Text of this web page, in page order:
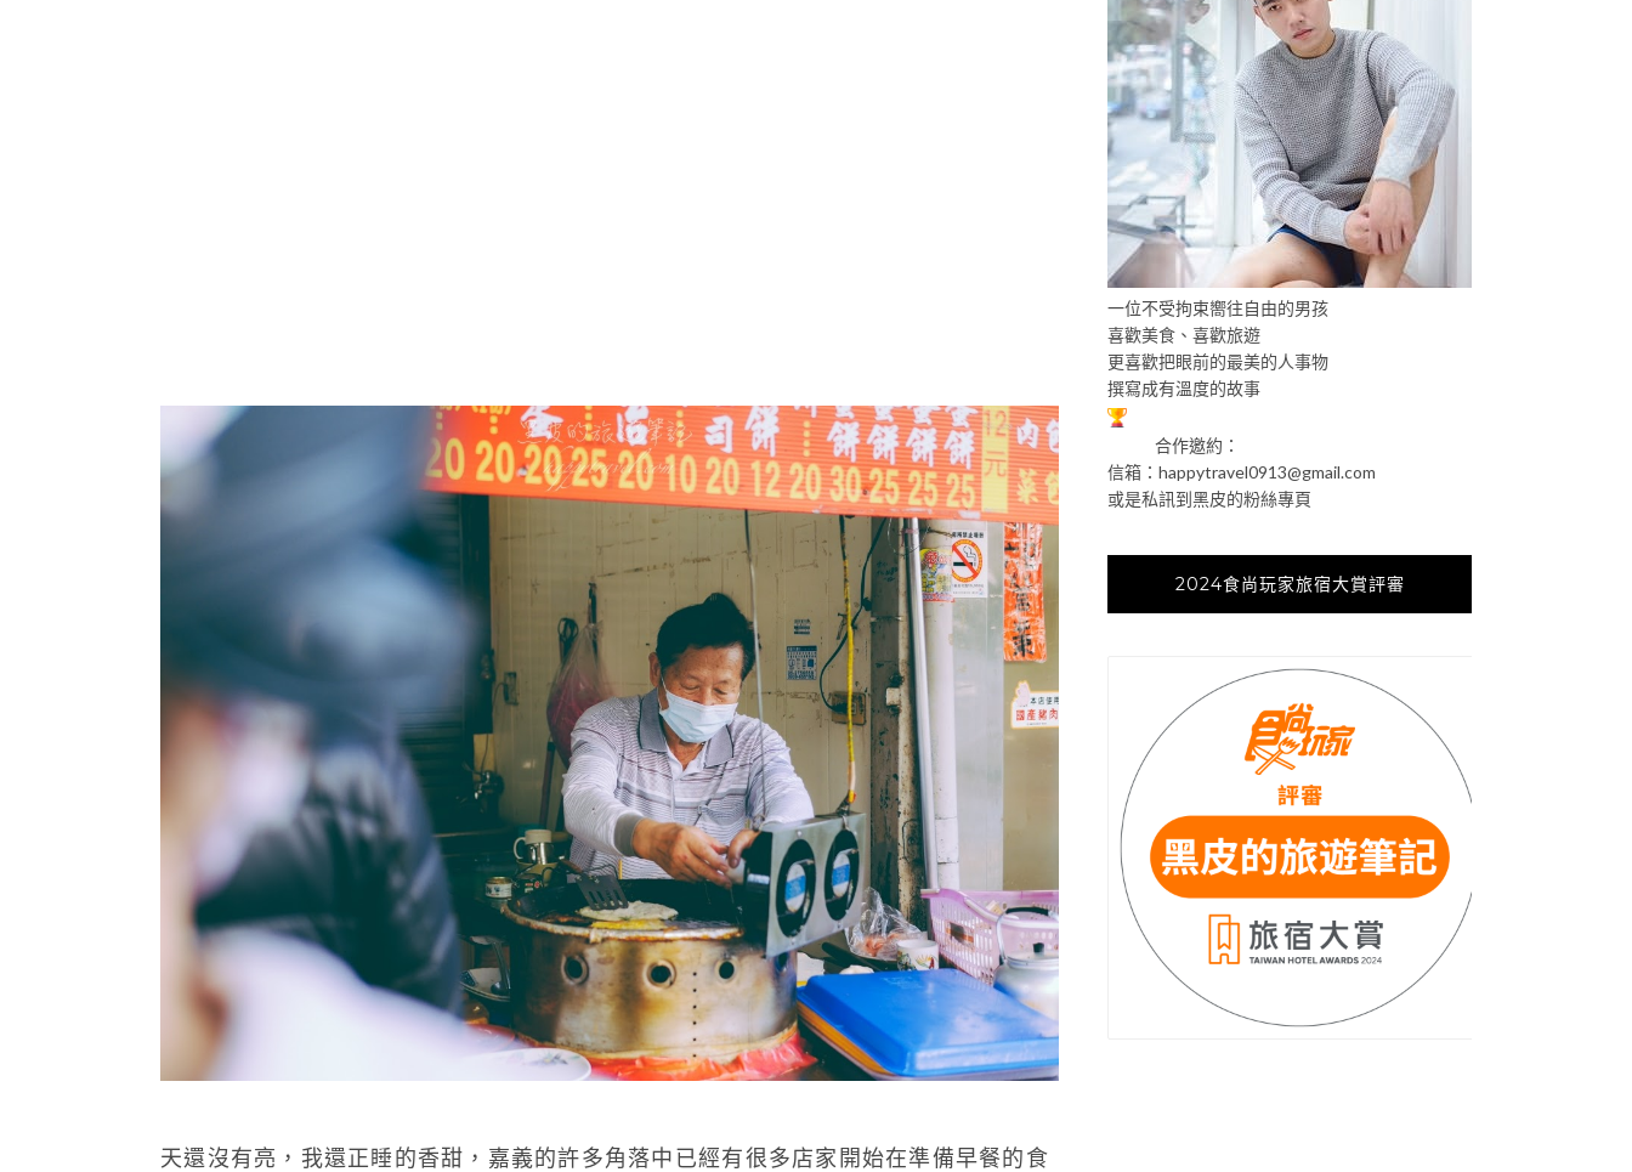
天還沒有亮，我還正睡的香甜，嘉義的許多角落中已經有很多店家開始在準備早餐的食
一位不受拘束嚮往自由的男孩
喜歡美食、喜歡旅遊
更喜歡把眼前的最美的人事物
撰寫成有溫度的故事
合作邀約：
信箱： happytravel0913@gmail.com
或是私訊到黑皮的粉絲專頁
2024食尚玩家旅宿大賞評審